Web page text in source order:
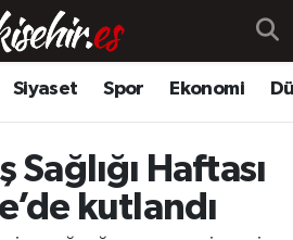
Siyaset Spor Ekonomi
Sağlığı Haftası
kutlandı